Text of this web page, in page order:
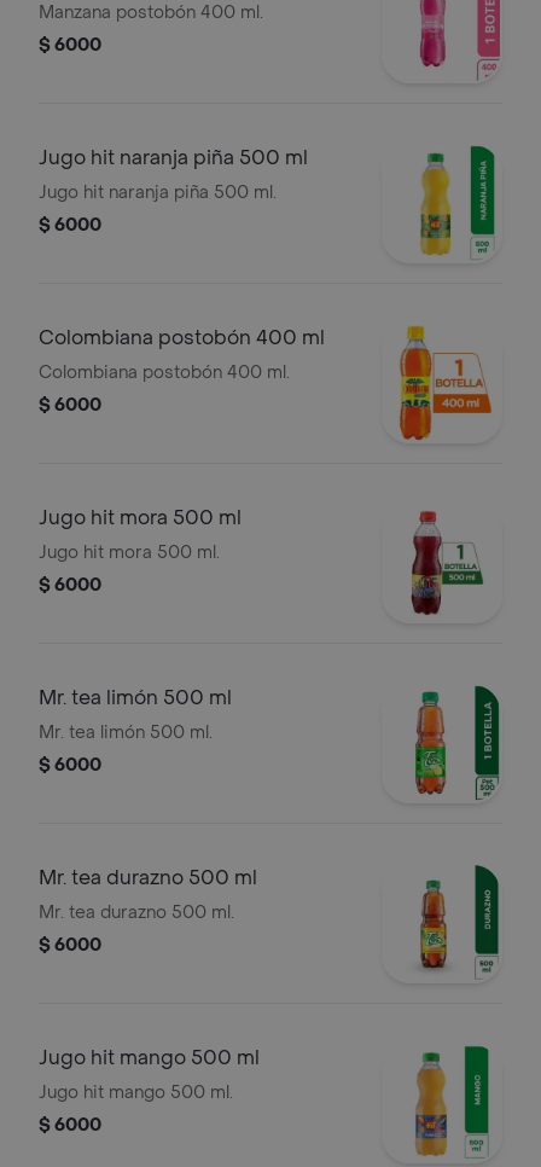
Manzana postobón 400 ml.
$ 6000
Jugo hit naranja piña 500 ml
Jugo hit naranja piña 500 ml.
$ 6000
Colombiana postobón 400 ml
Colombiana postobón 400 ml.
$ 6000
Jugo hit mora 500 ml
Jugo hit mora 500 ml.
$ 6000
Mr. tea limón 500 ml
Mr. tea limón 500 ml.
$ 6000
Mr. tea durazno 500 ml
Mr. tea durazno 500 ml.
$ 6000
Jugo hit mango 500 ml
Jugo hit mango 500 ml.
$ 6000